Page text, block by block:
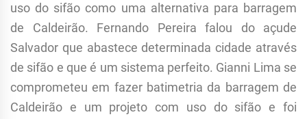
uso do sifão como uma alternativa para barragem
de Caldeirão. Fernando Pereira falou do açude
Salvador que abastece determinada cidade através
de sifão e que é um sistema perfeito. Gianni Lima se
comprometeu em fazer batimetria da barragem de
Caldeirão e um projeto com uso do sifão e foi